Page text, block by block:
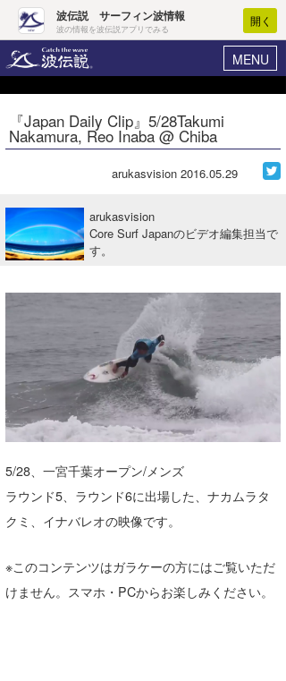
波伝説 サーフィン波情報
波の情報を波伝説アプリでみる
開く
MENU
ヘルプ マイホーム
ログイン
波情報･概況
WAVE HUNTER 波予想ツール
サーフィンエリアガイド
会員メニュー
今月のプレゼント
『Japan Daily Clip』5/28Takumi
Nakamura, Reo Inaba @ Chiba
arukasvision 2016.05.29
arukasvision
Core Surf Japanのビデオ編集担当で
す。
5/28、一宮千葉オープン/メンズ
ラウンド5、ラウンド6に出場した、ナカムラタ
クミ、イナバレオの映像です。
※このコンテンツはガラケーの方にはご覧いただ
けません。スマホ・PCからお楽しみください。
Core Surf Japan
アート＆エンタメ
ショップ情報
湘南
伊豆
千葉南
大阪
四国
ウラナミ
お知らせ
ルール＆How to
VOTE!
サーファーズ